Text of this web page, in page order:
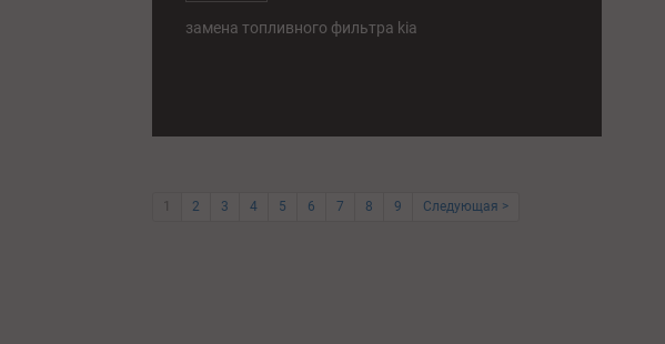
замена топливного фильтра kia
1 2 3 4 5 6 7 8 9 Следующая >